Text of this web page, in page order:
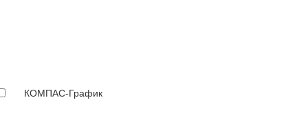
КОМПАС-График